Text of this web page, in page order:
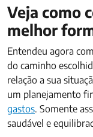
Veja como
melhor
Entendeu agora
do caminho
relação a sua
um planejamento
gastos. Somente
saudável e